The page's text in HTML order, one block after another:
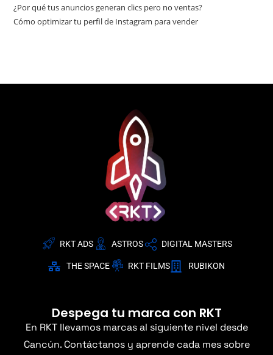
¿Por qué tus anuncios generan clics pero no ventas?
Cómo optimizar tu perfil de Instagram para vender
RKT ADS ASTROS DIGITAL MASTERS
THE SPACE RKT FILMS RUBIKON
Despega tu marca con RKT
En RKT llevamos marcas al siguiente nivel desde
Cancún. Contáctanos y aprende cada mes sobre